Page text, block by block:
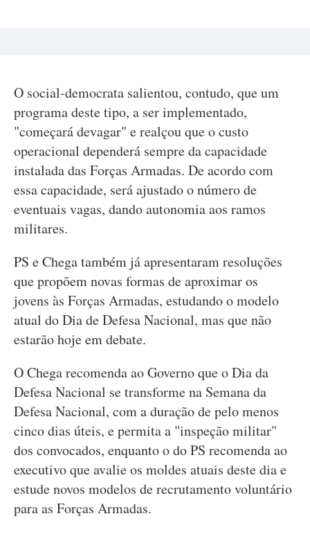
O social-democrata salientou, contudo, que um
programa deste tipo, a ser implementado,
"começará devagar" e realçou que o custo
operacional dependerá sempre da capacidade
instalada das Forças Armadas. De acordo com
essa capacidade, será ajustado o número de
eventuais vagas, dando autonomia aos ramos
militares.
PS e Chega também já apresentaram resoluções
que propõem novas formas de aproximar os
jovens às Forças Armadas, estudando o modelo
atual do Dia de Defesa Nacional, mas que não
estarão hoje em debate.
O Chega recomenda ao Governo que o Dia da
Defesa Nacional se transforme na Semana da
Defesa Nacional, com a duração de pelo menos
cinco dias úteis, e permita a "inspeção militar"
dos convocados, enquanto o do PS recomenda ao
executivo que avalie os moldes atuais deste dia e
estude novos modelos de recrutamento voluntário
para as Forças Armadas.